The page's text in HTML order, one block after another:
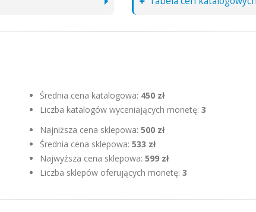
Średnia cena katalogowa: 450 zł
Liczba katalogów wyceniających monetę: 3
Najniższa cena sklepowa: 500 zł
Średnia cena sklepowa: 533 zł
Najwyźsza cena sklepowa: 599 zł
Liczba sklepów oferujących monetę: 3